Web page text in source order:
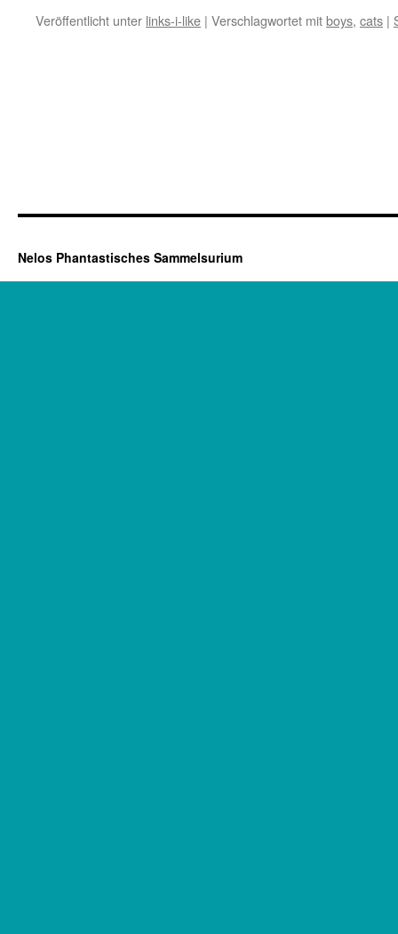
Veröffentlicht unter links-i-like | Verschlagwortet mitboys, cats |
Nelos Phantastisches Sammelsurium